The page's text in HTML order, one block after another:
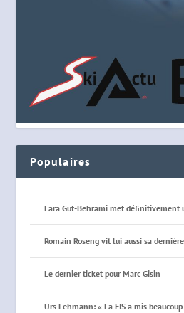
Populaires
Lara Gut-Behrami met définitivement
Romain Roseng vit lui aussi sa
Le dernier ticket pour Marc Gisin
Urs Lehmann: « La FIS a mis